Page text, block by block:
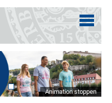
Animation stoppen